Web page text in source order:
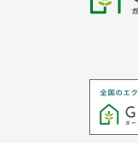
弊社は法律で定
個人情報
弊社は事業運営
るために業務の